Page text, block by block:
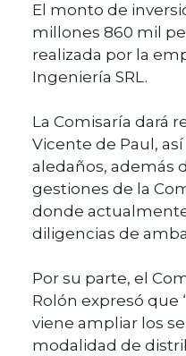
El monto de
millones 860 mil
realizada por la
Ingeniería SRL.
La Comisaría dará
Vicente de Paul,
aledaños, además
gestiones de la
donde
diligencias de
Por su parte, el
Rolón expresó que
viene ampliar los
modalidad de